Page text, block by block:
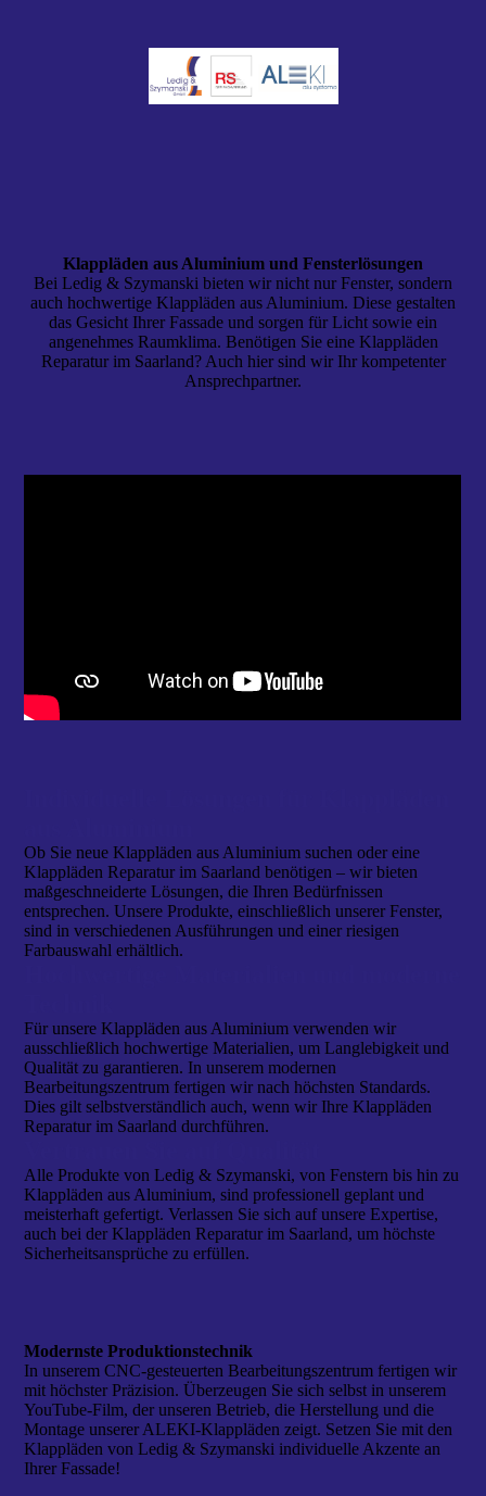
Klappläden aus Aluminium und Fensterlösungen
Bei Ledig & Szymanski bieten wir nicht nur Fenster, sondern
auch hochwertige Klappläden aus Aluminium. Diese gestalten
das Gesicht Ihrer Fassade und sorgen für Licht sowie ein
angenehmes Raumklima. Benötigen Sie eine Klappläden
Reparatur im Saarland? Auch hier sind wir Ihr kompetenter
Ansprechpartner.
Ob Sie neue Klappläden aus Aluminium suchen oder eine
Klappläden Reparatur im Saarland benötigen – wir bieten
maßgeschneiderte Lösungen, die Ihren Bedürfnissen
entsprechen. Unsere Produkte, einschließlich unserer Fenster,
sind in verschiedenen Ausführungen und einer riesigen
Farbauswahl erhältlich.
Für unsere Klappläden aus Aluminium verwenden wir
ausschließlich hochwertige Materialien, um Langlebigkeit und
Qualität zu garantieren. In unserem modernen
Bearbeitungszentrum fertigen wir nach höchsten Standards.
Dies gilt selbstverständlich auch, wenn wir Ihre Klappläden
Reparatur im Saarland durchführen.
Alle Produkte von Ledig & Szymanski, von Fenstern bis hin zu
Klappläden aus Aluminium, sind professionell geplant und
meisterhaft gefertigt. Verlassen Sie sich auf unsere Expertise,
auch bei der Klappläden Reparatur im Saarland, um höchste
Sicherheitsansprüche zu erfüllen.
Modernste Produktionstechnik
In unserem CNC-gesteuerten Bearbeitungszentrum fertigen wir
mit höchster Präzision. Überzeugen Sie sich selbst in unserem
YouTube-Film, der unseren Betrieb, die Herstellung und die
Montage unserer ALEKI-Klappläden zeigt. Setzen Sie mit den
Klappläden von Ledig & Szymanski individuelle Akzente an
Ihrer Fassade!